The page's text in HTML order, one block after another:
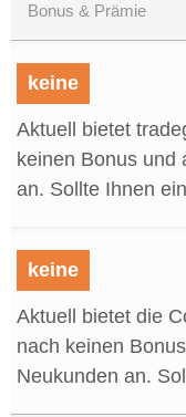
Bonus & Prämie
keine
Aktuell bietet
keinen Bonus und
an. Sollte Ihnen
keine
Aktuell bietet die
nach keinen
Neukunden an.